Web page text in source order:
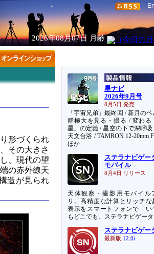
2026年08月07日 月齢
形づくられ
その大きさ
、現代の望
の赤外線天
造が見られ
星ナビ
2026年9月号
8月5日 発売
「宇宙兄弟」最終回 / 新月のペ
群極大を見る・撮る / 変わる
星」の定義 / 星空の下で深呼吸
天文台浴 / TAMRON 12-20mm
ほか
ステラナビゲー
モバイル
8月4日 リリース
天体観察・撮影用モバイル
リ。高精度な計算とリッチな
表示をスマートフォンで「い
もどこでも、ステラナビゲータ
ステラナビゲー
最新版 12.0i